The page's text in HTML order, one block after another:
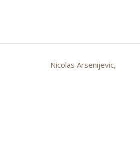
Nicolas Arsenijevic,